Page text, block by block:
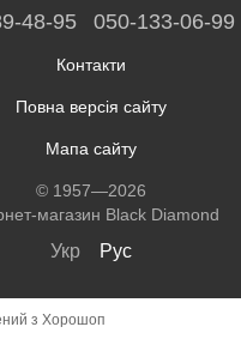
48-95 050-133-06-99
Контакти
Повна версія сайту
Мапа сайту
© 1957—2026
магазин Black Diamond
Укр Рус
з Хорошоп